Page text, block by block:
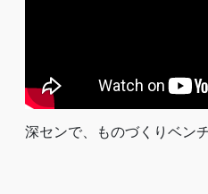
深センで、ものづくりベン